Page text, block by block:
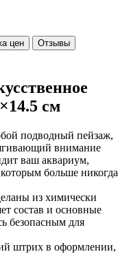
цен
Отзывы
см
подводный пейзаж,
внимание
ваш аквариум,
больше никогда
из химически
состав и основные
безопасным для
штрих в оформлении,